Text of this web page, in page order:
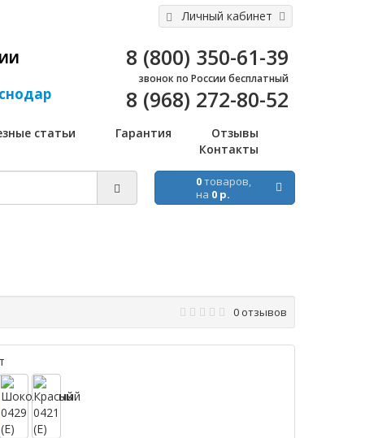
Личный кабинет
8 (800) 350-61-39
звонок по России бесплатный
8 (968) 272-80-52
статьи Гарантия
Отзывы
Контакты
0товаров,
на 0 р.
0 отзывов